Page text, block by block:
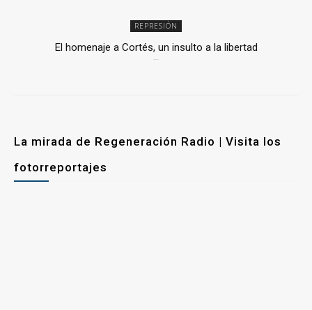
REPRESIÓN
El homenaje a Cortés, un insulto a la libertad
La mirada de Regeneración Radio | Visita los
fotorreportajes